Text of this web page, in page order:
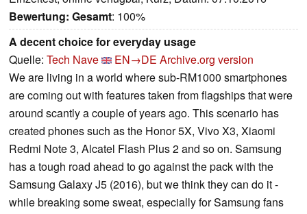
Bewertung: Gesamt: 100%
A decent choice for everyday usage
Quelle: Tech Nave EN→DE Archive.org version
We are living in a world where sub-RM1000 smartphones
are coming out with features taken from flagships that were
around scantly a couple of years ago. This scenario has
created phones such as the Honor 5X, Vivo X3, Xiaomi
Redmi Note 3, Alcatel Flash Plus 2 and so on. Samsung
has a tough road ahead to go against the pack with the
Samsung Galaxy J5 (2016), but we think they can do it -
while breaking some sweat, especially for Samsung fans